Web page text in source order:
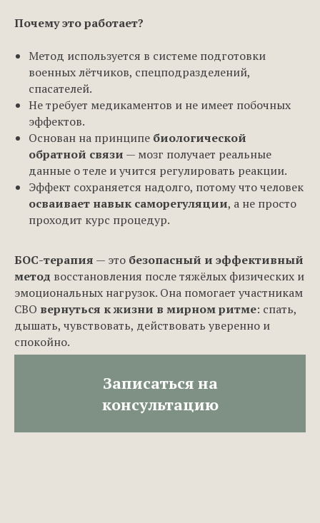
Почему это работает?
Метод используется в системе подготовки
военных лётчиков, спецподразделений,
спасателей.
Не требует медикаментов и не имеет побочных
эффектов.
Основан на принципе биологической
обратной связи — мозг получает реальные
данные о теле и учится регулировать реакции.
Эффект сохраняется надолго, потому что человек
осваивает навык саморегуляции, а не просто
проходит курс процедур.
БОС-терапия — это безопасный и эффективный
метод восстановления после тяжёлых физических и
эмоциональных нагрузок. Она помогает участникам
СВО вернуться к жизни в мирном ритме: спать,
дышать, чувствовать, действовать уверенно и
спокойно.
Записаться на
консультацию